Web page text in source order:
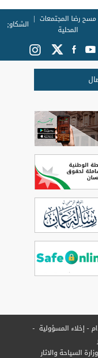
مسح رضا المجتمعات
المحلية
الشكاوي
إخلاء المسؤولية